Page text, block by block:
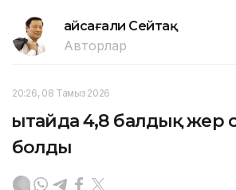
Ғайсағали Сейтақ
Авторлар
20:26, 08 Тамыз 2026
Қытайда 4,8 балдық жер
болды